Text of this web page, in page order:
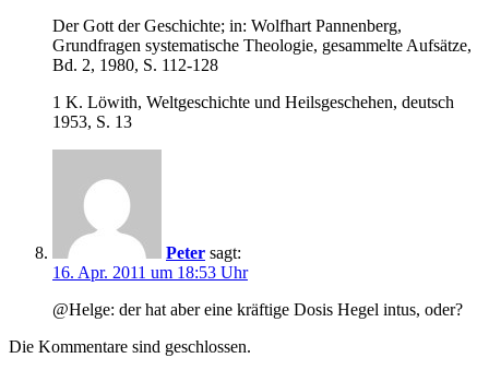
Der Gott der Geschichte; in: Wolfhart Pannenberg,
Grundfragen systematische Theologie, gesammelte Aufsätze,
Bd. 2, 1980, S. 112-128
1 K. Löwith, Weltgeschichte und Heilsgeschehen, deutsch
1953, S. 13
Peter sagt:
16. Apr. 2011 um 18:53 Uhr
@Helge: der hat aber eine kräftige Dosis Hegel intus, oder?
Die Kommentare sind geschlossen.